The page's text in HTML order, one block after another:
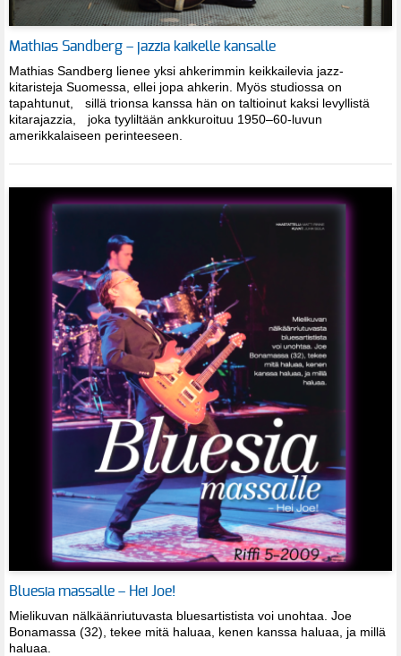
Mathias Sandberg – jazzia kaikelle kansalle
Mathias Sandberg lienee yksi ahkerimmin keikkailevia jazz-
kitaristeja Suomessa, ellei jopa ahkerin. Myös studiossa on
tapahtunut, sillä trionsa kanssa hän on taltioinut kaksi levyllistä
kitarajazzia, joka tyyliltään ankkuroituu 1950–60-luvun
amerikkalaiseen perinteeseen.
Bluesia massalle – Hei Joe!
Mielikuvan nälkäänriutuvasta bluesartistista voi unohtaa. Joe
Bonamassa (32), tekee mitä haluaa, kenen kanssa haluaa, ja millä
haluaa.